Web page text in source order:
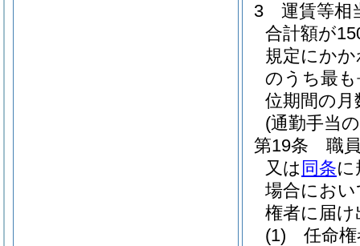
3
運賃等相
合計額が
規定にか
のうち最
位期間の
(通勤手当
第19条
職
又は 同条に
場合にお
権者に届
(1)
任命